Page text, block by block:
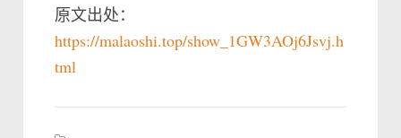
原文出处：
https://malaoshi.top/show_1GW3AOj6Jsvj.h
tml